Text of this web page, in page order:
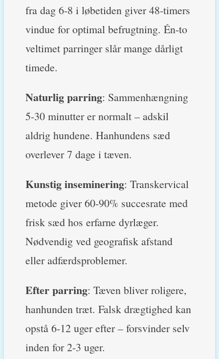
fra dag 6-8 i løbetiden giver 48-timers
vindue for optimal befrugtning. Én-to
veltimet parringer slår mange dårligt
timede.
Naturlig parring: Sammenhængning
5-30 minutter er normalt – adskil
aldrig hundene. Hanhundens sæd
overlever 7 dage i tæven.
Kunstig inseminering: Transkervical
metode giver 60-90% succesrate med
frisk sæd hos erfarne dyrlæger.
Nødvendig ved geografisk afstand
eller adfærdsproblemer.
Efter parring: Tæven bliver roligere,
hanhunden træt. Falsk drægtighed kan
opstå 6-12 uger efter – forsvinder selv
inden for 2-3 uger.